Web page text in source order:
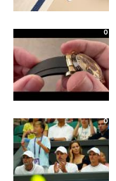
0
0